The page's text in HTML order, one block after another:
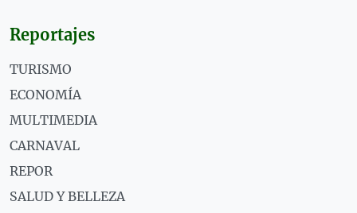
Reportajes
TURISMO
ECONOMÍA
MULTIMEDIA
CARNAVAL
REPOR
SALUD Y BELLEZA